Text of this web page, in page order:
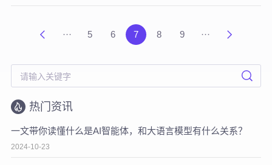
··· 5 6 7 8 9 ···
热门资讯
一文带你读懂什么是AI智能体，和大语言模型有什么关系？
2024-10-23